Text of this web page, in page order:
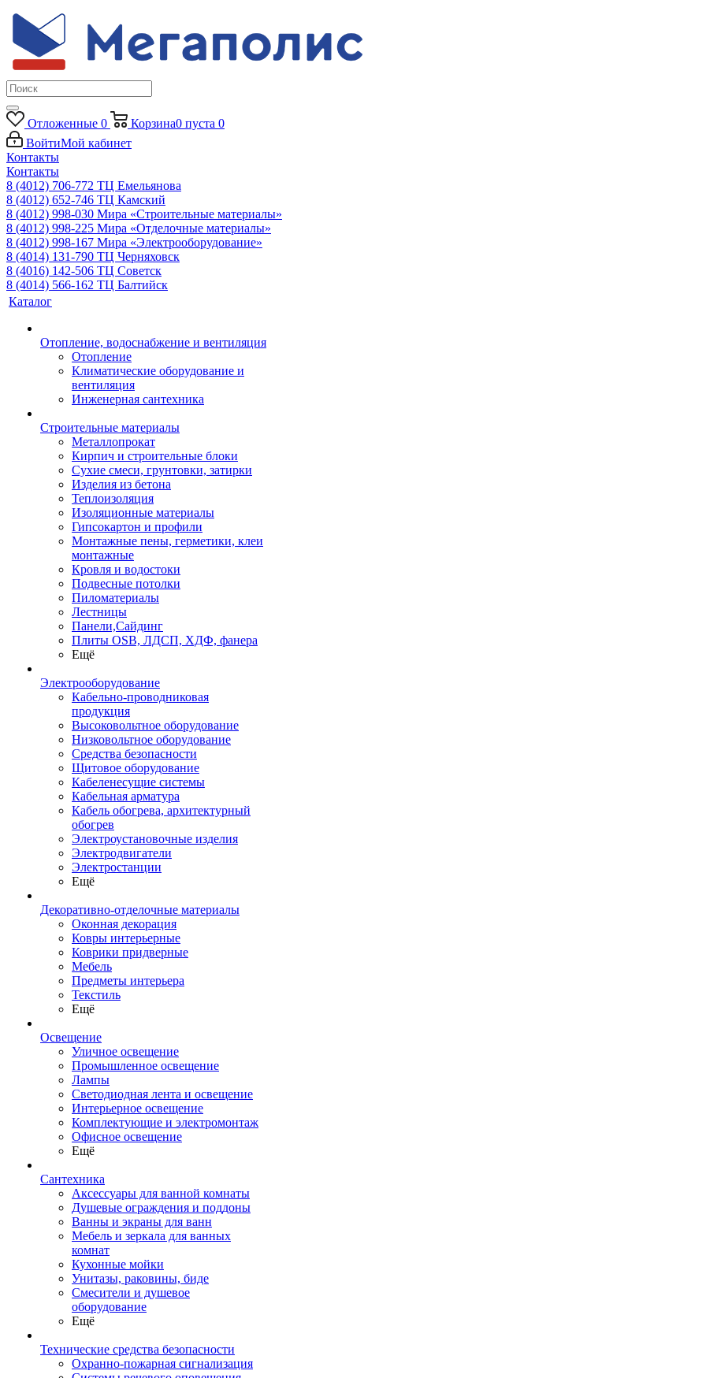
Отложенные 0 Корзина0 пуста 0
ВойтиМой кабинет
Контакты
Контакты
8 (4012) 706-772 ТЦ Емельянова
8 (4012) 652-746 ТЦ Камский
8 (4012) 998-030 Мира «Строительные материалы»
8 (4012) 998-225 Мира «Отделочные материалы»
8 (4012) 998-167 Мира «Электрооборудование»
8 (4014) 131-790 ТЦ Черняховск
8 (4016) 142-506 ТЦ Советск
8 (4014) 566-162 ТЦ Балтийск
Каталог
Отопление, водоснабжение и вентиляция
Отопление
Климатические оборудование и
вентиляция
Инженерная сантехника
Строительные материалы
Металлопрокат
Кирпич и строительные блоки
Сухие смеси, грунтовки, затирки
Изделия из бетона
Теплоизоляция
Изоляционные материалы
Гипсокартон и профили
Монтажные пены, герметики, клеи
монтажные
Кровля и водостоки
Подвесные потолки
Пиломатериалы
Лестницы
Панели,Сайдинг
Плиты OSB, ЛДСП, ХДФ, фанера
Ещё
Электрооборудование
Кабельно-проводниковая
продукция
Высоковольтное оборудование
Низковольтное оборудование
Средства безопасности
Щитовое оборудование
Кабеленесущие системы
Кабельная арматура
Кабель обогрева, архитектурный
обогрев
Электроустановочные изделия
Электродвигатели
Электростанции
Ещё
Декоративно-отделочные материалы
Оконная декорация
Ковры интерьерные
Коврики придверные
Мебель
Предметы интерьера
Текстиль
Ещё
Освещение
Уличное освещение
Промышленное освещение
Лампы
Светодиодная лента и освещение
Интерьерное освещение
Комплектующие и электромонтаж
Офисное освещение
Ещё
Сантехника
Аксессуары для ванной комнаты
Душевые ограждения и поддоны
Ванны и экраны для ванн
Мебель и зеркала для ванных
комнат
Кухонные мойки
Унитазы, раковины, биде
Смесители и душевое
оборудование
Ещё
Технические средства безопасности
Охранно-пожарная сигнализация